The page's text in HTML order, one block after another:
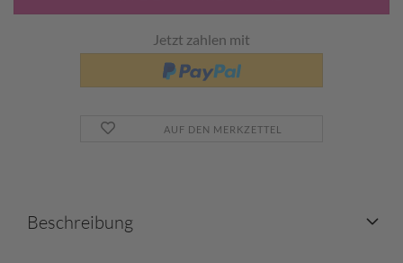
Jetzt zahlen mit
AUF DEN MERKZETTEL
Beschreibung